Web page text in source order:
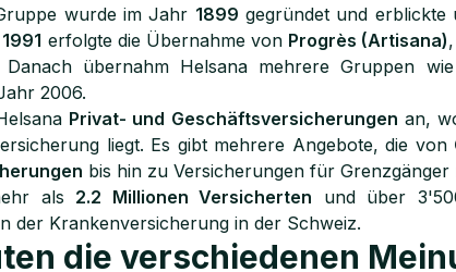
wurde im Jahr 1899 gegründet und erblickte
1991 erfolgte die Übernahme von Progrès (Artisana)
Danach übernahm Helsana mehrere Gruppen
2006.
Privat- und Geschäftsversicherungen an,
liegt. Es gibt mehrere Angebote, die von
bis hin zu Versicherungen für Grenzgänger
als 2.2 Millionen Versicherten und über
der Krankenversicherung in der Schweiz.
die verschiedenen